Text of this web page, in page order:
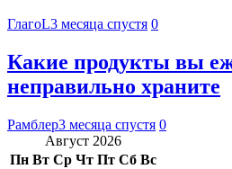
ГлагоL3 месяца спустя 0
Какие продукты вы
неправильно храните
Рамблер3 месяца спустя 0
Август 2026
Пн Вт Ср Чт Пт Сб Вс